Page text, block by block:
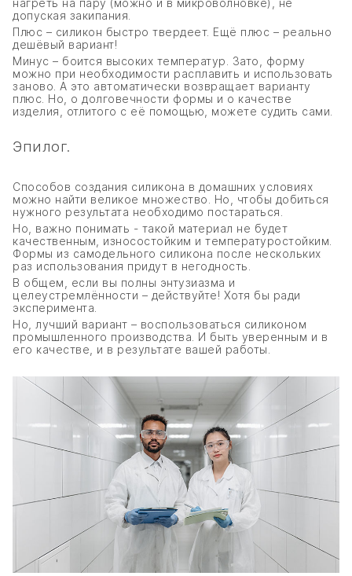
нагреть на пару (можно и в микроволновке), не
допуская закипания.
Плюс – силикон быстро твердеет. Ещё плюс – реально
дешёвый вариант!
Минус – боится высоких температур. Зато, форму
можно при необходимости расплавить и использовать
заново. А это автоматически возвращает варианту
плюс. Но, о долговечности формы и о качестве
изделия, отлитого с её помощью, можете судить сами.
Эпилог.
Способов создания силикона в домашних условиях
можно найти великое множество. Но, чтобы добиться
нужного результата необходимо постараться.
Но, важно понимать - такой материал не будет
качественным, износостойким и температуростойким.
Формы из самодельного силикона после нескольких
раз использования придут в негодность.
В общем, если вы полны энтузиазма и
целеустремлённости – действуйте! Хотя бы ради
эксперимента.
Но, лучший вариант – воспользоваться силиконом
промышленного производства. И быть уверенным и в
его качестве, и в результате вашей работы.